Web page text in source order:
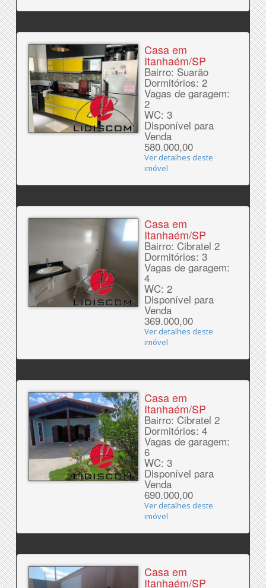
Casa em
Itanhaém/SP
Bairro: Suarão
Dormitórios: 2
Vagas de garagem:
2
WC: 3
Disponível para
Venda
580.000,00
Ver detalhes deste
imóvel
Casa em
Itanhaém/SP
Bairro: Cibratel 2
Dormitórios: 3
Vagas de garagem:
4
WC: 2
Disponível para
Venda
369.000,00
Ver detalhes deste
imóvel
Casa em
Itanhaém/SP
Bairro: Cibratel 2
Dormitórios: 4
Vagas de garagem:
6
WC: 3
Disponível para
Venda
690.000,00
Ver detalhes deste
imóvel
Casa em
Itanhaém/SP